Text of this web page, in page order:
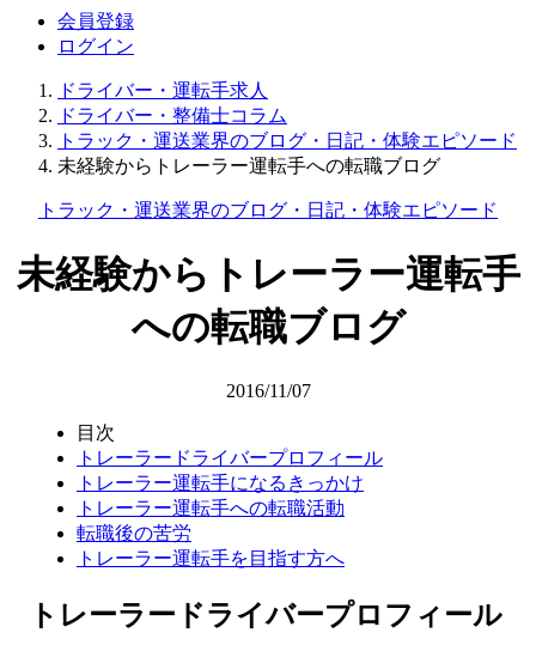
会員登録
ログイン
ドライバー・運転手求人
ドライバー・整備士コラム
トラック・運送業界のブログ・日記・体験エピソード
未経験からトレーラー運転手への転職ブログ
トラック・運送業界のブログ・日記・体験エピソード
未経験からトレーラー運転手
への転職ブログ
2016/11/07
目次
トレーラードライバープロフィール
トレーラー運転手になるきっかけ
トレーラー運転手への転職活動
転職後の苦労
トレーラー運転手を目指す方へ
トレーラードライバープロフィール